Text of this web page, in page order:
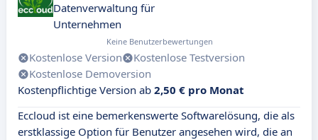
Datenverwaltung für
Unternehmen
Keine Benutzerbewertungen
Kostenlose Version
Kostenlose Testversion
Kostenlose Demoversion
Kostenpflichtige Version ab 2,50 € pro Monat
Eccloud ist eine bemerkenswerte Softwarelösung, die als
erstklassige Option für Benutzer angesehen wird, die an